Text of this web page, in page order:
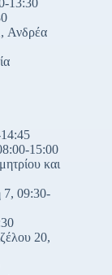
13:30
Ανδρέα
15:00
και
7, 09:30-
20,